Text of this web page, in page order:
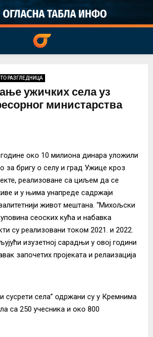
РАЗГЛЕДНИЦА
ужичких села уз
министарства
око 10 милиона динара уложили
за бригу о селу и град Ужице кроз
реализоване са циљем да се
и у њима унапреде садржаји
живот мештана. “Михољски
сеоских кућа и набавка
су реализовани током 2021. и 2022.
изузетној сарадњи у овој години
започетих пројеката и релаизација
сусрети села” одржани су у Кремнима
са 250 учесника и око 800